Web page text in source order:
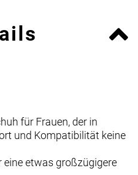
für Frauen, der in
und Kompatibilität keine
eine etwas großzügigere